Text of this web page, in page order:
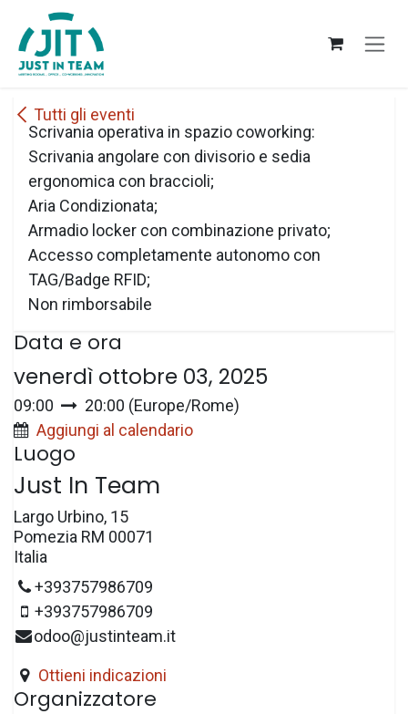
Passa al contenuto
Tutti gli eventi
Scrivania operativa in spazio coworking:
Scrivania angolare con divisorio e sedia
ergonomica con braccioli;
Aria Condizionata;
Armadio locker con combinazione privato;
Accesso completamente autonomo con
TAG/Badge RFID;
Non rimborsabile
Data e ora
venerdì ottobre 03, 2025
09:00 20:00 (Europe/Rome)
Aggiungi al calendario
Luogo
Just In Team
Largo Urbino, 15
Pomezia RM 00071
Italia
+393757986709
+393757986709
odoo@justinteam.it
Ottieni indicazioni
Organizzatore